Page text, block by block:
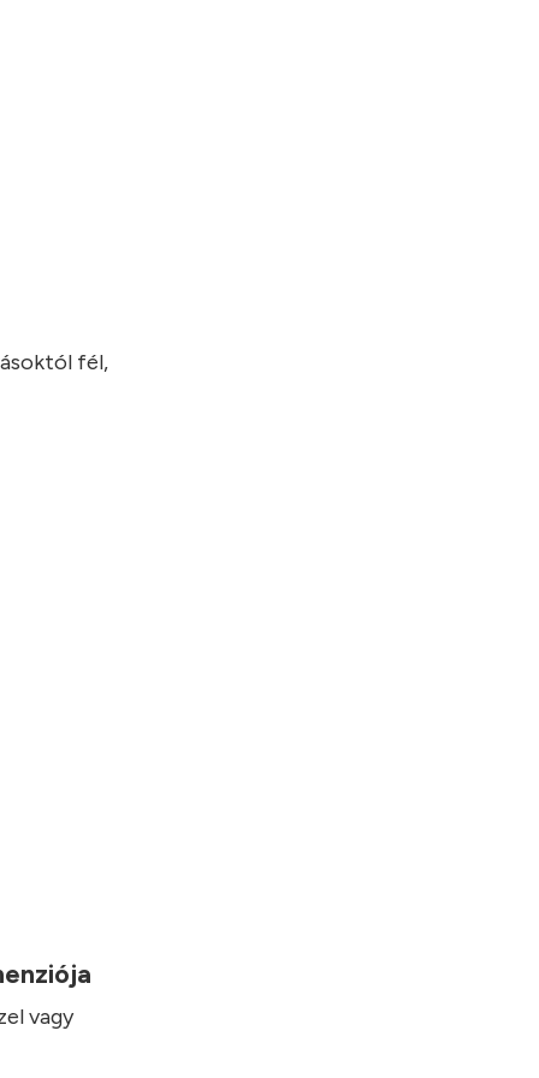
fél,
vagy